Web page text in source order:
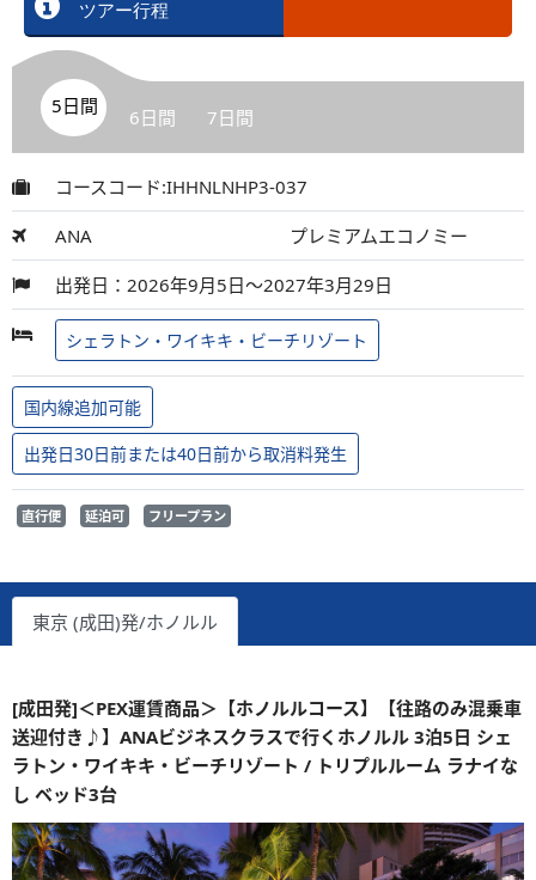
ツアー行程
5日間 6日間 7日間
コースコード:IHHNLNHP3-037
ANA プレミアムエコノミー
出発日：2026年9月5日～2027年3月29日
シェラトン・ワイキキ・ビーチリゾート
国内線追加可能
出発日30日前または40日前から取消料発生
直行便 延泊可 フリープラン
東京 (成田)発/ホノルル
[成田発]＜PEX運賃商品＞【ホノルルコース】【往路のみ混乗車
送迎付き♪】ANAビジネスクラスで行くホノルル 3泊5日 シェ
ラトン・ワイキキ・ビーチリゾート / トリプルルーム ラナイな
し ベッド3台